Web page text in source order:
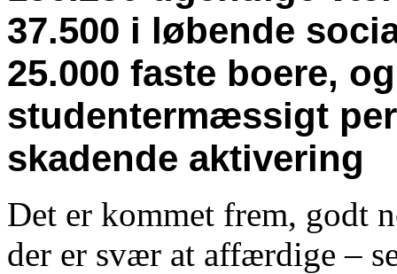
37.500 i løbende
25.000 faste boere,
studentermæssigt
skadende aktivering
Det er kommet frem, godt
der er svær at affærdige –